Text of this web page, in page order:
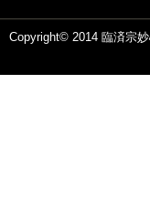
Copyright© 2014 臨済宗